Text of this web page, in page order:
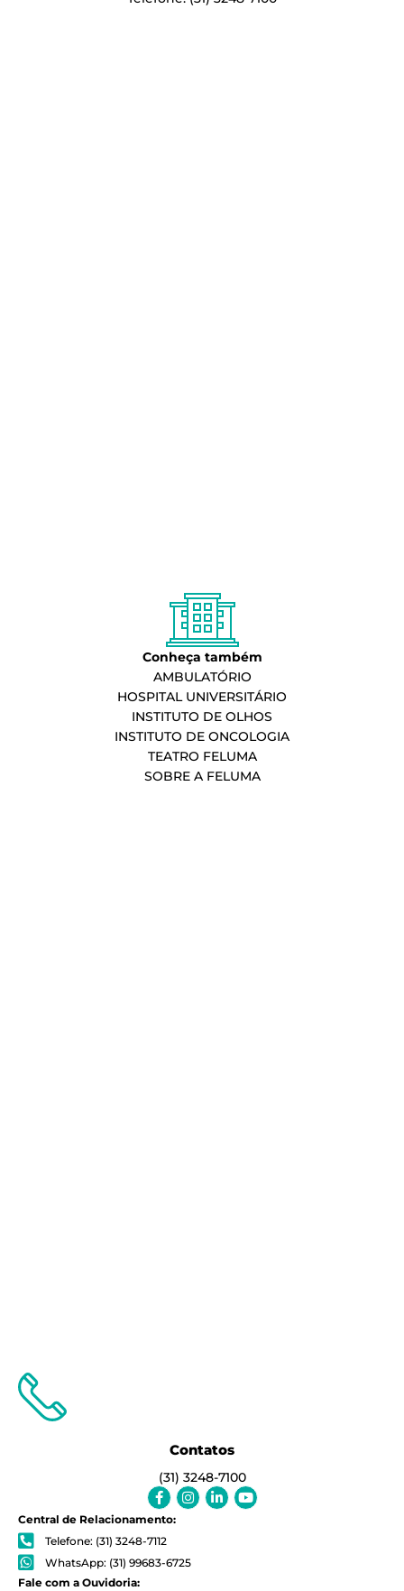
Conheça também
AMBULATÓRIO
HOSPITAL UNIVERSITÁRIO
INSTITUTO DE OLHOS
INSTITUTO DE ONCOLOGIA
TEATRO FELUMA
SOBRE A FELUMA
Contatos
(31) 3248-7100
Facebook-
f
Instagram
Linkedin-
in
Youtube
Central de Relacionamento:
Telefone: (31) 3248-7112
WhatsApp: (31) 99683-6725
Fale com a Ouvidoria: